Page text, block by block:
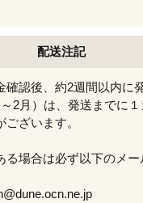
配送注記
確認後、約2週間以内に
2月）は、発送までに
ざいます。
る場合は必ず以下のメー